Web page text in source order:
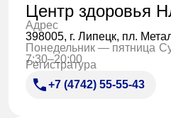
Центр здоровья
Адрес
398005, г. Липецк, пл.
Понедельник — пятница
7:30–20:00
Регистратура
+7 (4742) 55-55-43